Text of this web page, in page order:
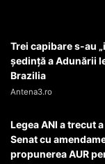
Trei capibare s-au
ședință a Adunării
Brazilia
Antena3.ro
Legea ANI a trecut
Senat cu
propunerea AUR